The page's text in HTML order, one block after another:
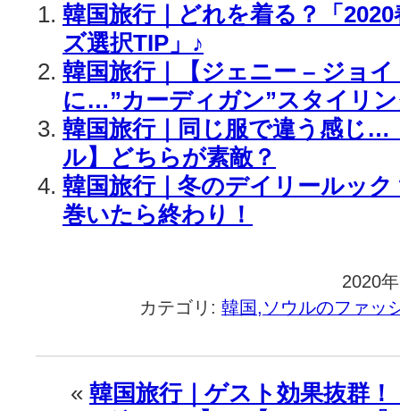
韓国旅行｜どれを着る？「
ズ選択TIP」♪
韓国旅行｜【ジェニー – ジョ
に…”カーディガン”スタイリ
韓国旅行｜同じ服で違う感じ…
ル】どちらが素敵？
韓国旅行｜冬のデイリールッ
巻いたら終わり！
2020
カテゴリ: 韓国,ソウルのファッ
« 韓国旅行｜ゲスト効果抜群